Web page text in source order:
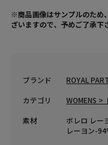
※商品画像はサンプルのため
ざいますので、予めご了承下
ブランド
ROYAL
カテゴリ
WOMENS >
素材
ボレロ レー
レーヨン-